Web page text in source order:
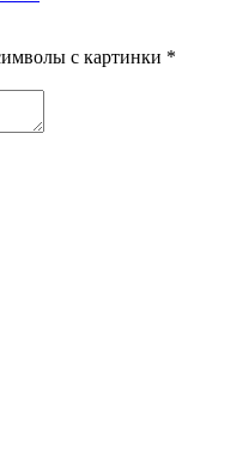
с картинки *